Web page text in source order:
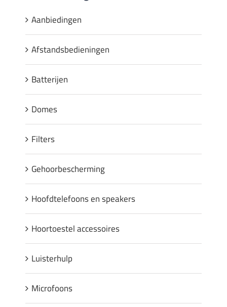
Aanbiedingen
Afstandsbedieningen
Batterijen
Domes
Filters
Gehoorbescherming
Hoofdtelefoons en speakers
Hoortoestel accessoires
Luisterhulp
Microfoons